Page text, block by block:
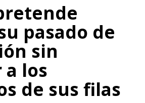
pasado de
sin
los
de sus filas